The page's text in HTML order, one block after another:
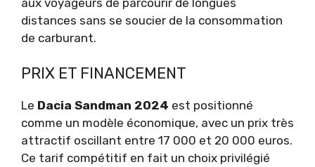
distances sans se soucier de la consommation
de carburant.
PRIX ET FINANCEMENT
Le Dacia Sandman 2024 est positionné
comme un modèle économique, avec un prix très
attractif oscillant entre 17 000 et 20 000 euros.
Ce tarif compétitif en fait un choix privilégié